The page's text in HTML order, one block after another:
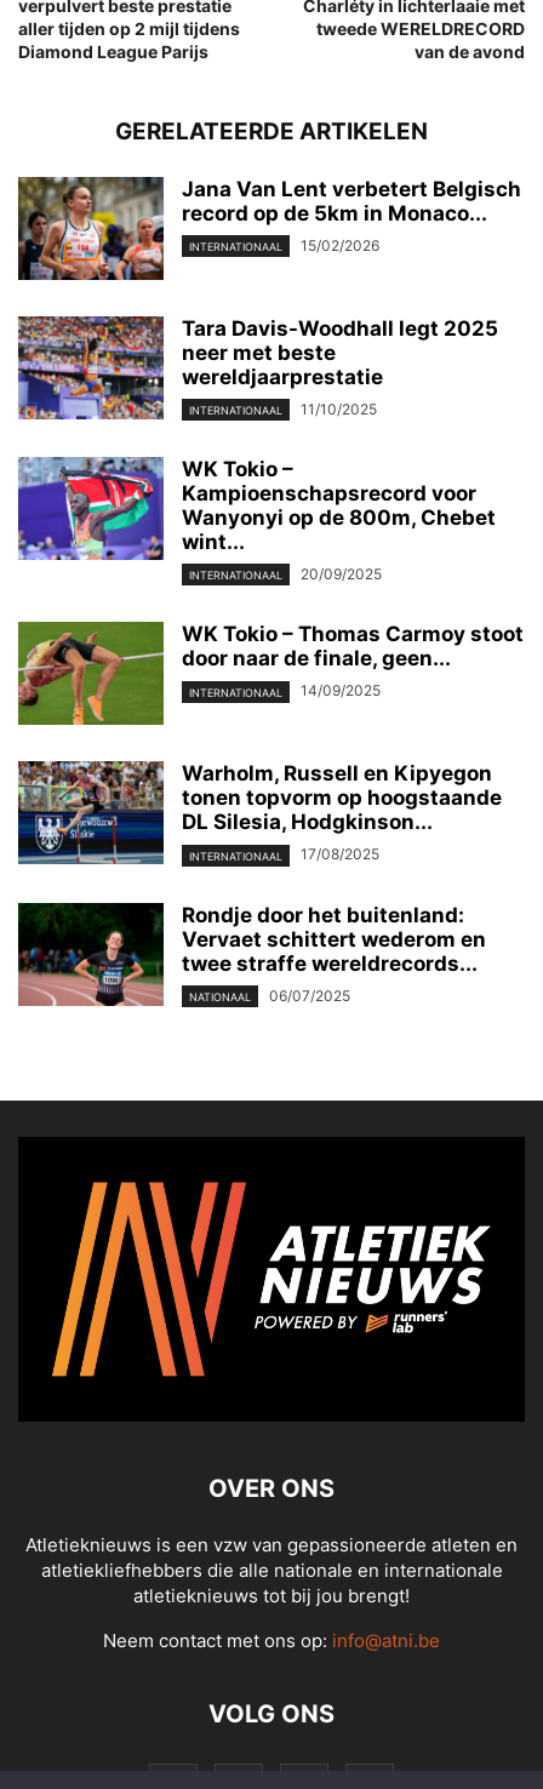
verpulvert beste prestatie
aller tijden op 2 mijl tijdens
Diamond League Parijs
Charléty in lichterlaaie met
tweede WERELDRECORD
van de avond
GERELATEERDE ARTIKELEN
Jana Van Lent verbetert Belgisch
record op de 5km in Monaco...
INTERNATIONAAL 15/02/2026
Tara Davis-Woodhall legt 2025
neer met beste
wereldjaarprestatie
INTERNATIONAAL 11/10/2025
WK Tokio –
Kampioenschapsrecord voor
Wanyonyi op de 800m, Chebet
wint...
INTERNATIONAAL 20/09/2025
WK Tokio – Thomas Carmoy stoot
door naar de finale, geen...
INTERNATIONAAL 14/09/2025
Warholm, Russell en Kipyegon
tonen topvorm op hoogstaande
DL Silesia, Hodgkinson...
INTERNATIONAAL 17/08/2025
Rondje door het buitenland:
Vervaet schittert wederom en
twee straffe wereldrecords...
NATIONAAL 06/07/2025
OVER ONS
Atletieknieuws is een vzw van gepassioneerde atleten en
atletiekliefhebbers die alle nationale en internationale
atletieknieuws tot bij jou brengt!
Neem contact met ons op: info@atni.be
VOLG ONS